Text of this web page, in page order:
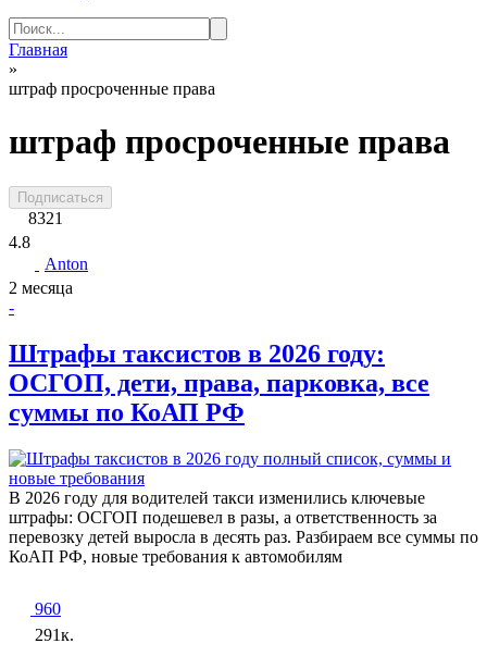
Search
for:
Главная
»
штраф просроченные права
штраф просроченные права
Подписаться
8321
4.8
Anton
2 месяца
-
Штрафы таксистов в 2026 году:
ОСГОП, дети, права, парковка, все
суммы по КоАП РФ
В 2026 году для водителей такси изменились ключевые
штрафы: ОСГОП подешевел в разы, а ответственность за
перевозку детей выросла в десять раз. Разбираем все суммы по
КоАП РФ, новые требования к автомобилям
960
291к.